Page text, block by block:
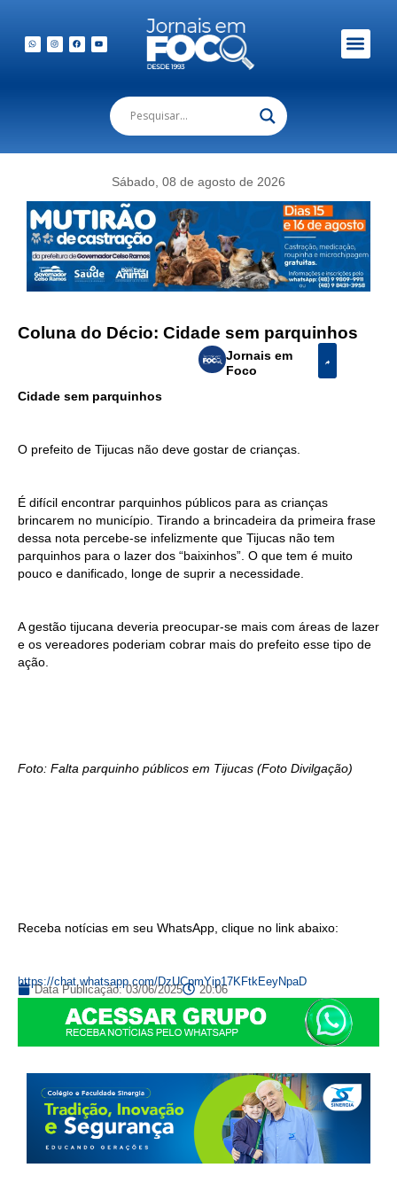
Sábado, 08 de agosto de 2026
Coluna do Décio: Cidade sem parquinhos
Jornais em
Foco
Cidade sem parquinhos
O prefeito de Tijucas não deve gostar de crianças.
É difícil encontrar parquinhos públicos para as crianças
brincarem no município. Tirando a brincadeira da primeira frase
dessa nota percebe-se infelizmente que Tijucas não tem
parquinhos para o lazer dos “baixinhos”. O que tem é muito
pouco e danificado, longe de suprir a necessidade.
A gestão tijucana deveria preocupar-se mais com áreas de lazer
e os vereadores poderiam cobrar mais do prefeito esse tipo de
ação.
Foto: Falta parquinho públicos em Tijucas (Foto Divilgação)
Receba notícias em seu WhatsApp, clique no link abaixo:
https://chat.whatsapp.com/DzUCpmYip17KFtkEeyNpaD
Data Publicação:03/06/2025 20:06